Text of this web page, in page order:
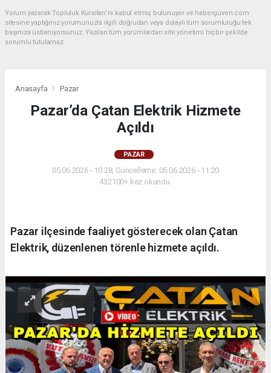
Yorum yazarak Topluluk Kuralları’nı kabul etmiş bulunuyor ve haberguven.com
sitesine yaptığınız yorumunuzla ilgili doğrudan veya dolaylı tüm sorumluluğu tek
başınıza üstleniyorsunuz. Yazılan tüm yorumlardan site yönetimi hiçbir şekilde
sorumlu tutulamaz.
Anasayfa Pazar
Pazar’da Çatan Elektrik Hizmete
Açıldı
PAZAR
05.06.2026 - 10:28, Güncelleme: 05.06.2026 - 11:20
432100+ kez okundu.
Pazar ilçesinde faaliyet gösterecek olan Çatan
Elektrik, düzenlenen törenle hizmete açıldı.